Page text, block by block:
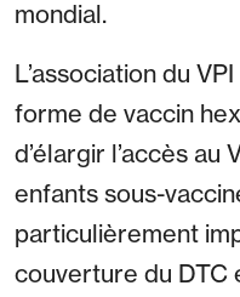
mondial.
L’association du
forme de vaccin
d’élargir l’accès au
enfants sous-
particulièrement
couverture du DTC